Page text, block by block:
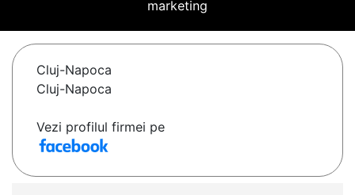
marketing
Cluj-Napoca
Cluj-Napoca
Vezi profilul firmei pe